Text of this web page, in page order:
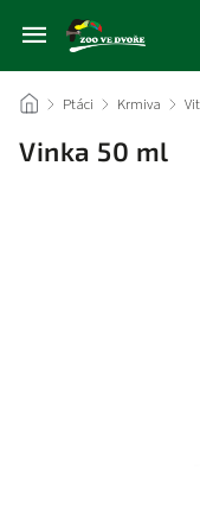
/ Ptáci / Krmiva /
Vinka 50 ml